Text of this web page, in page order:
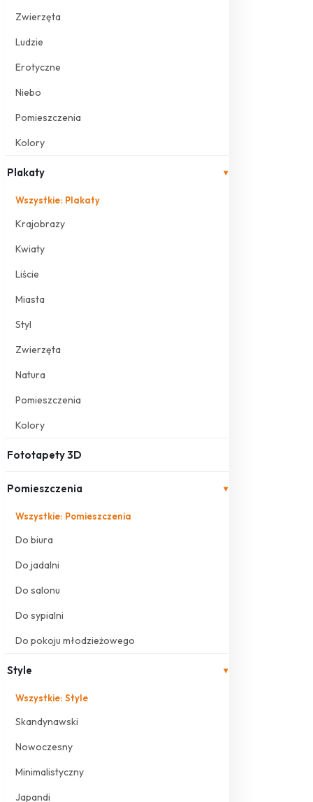
Zwierzęta
Ludzie
Erotyczne
Niebo
Pomieszczenia
Kolory
Plakaty ▾
Wszystkie: Plakaty
Krajobrazy
Kwiaty
Liście
Miasta
Styl
Zwierzęta
Natura
Pomieszczenia
Kolory
Fototapety 3D
Pomieszczenia ▾
Wszystkie: Pomieszczenia
Do biura
Do jadalni
Do salonu
Do sypialni
Do pokoju młodzieżowego
Style ▾
Wszystkie: Style
Skandynawski
Nowoczesny
Minimalistyczny
Japandi